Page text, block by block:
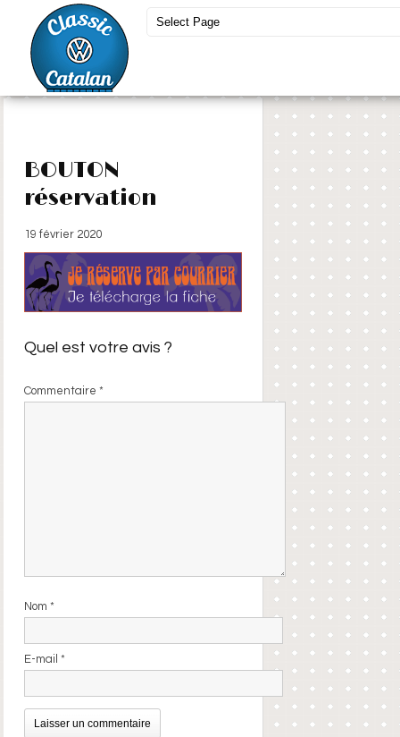
BOUTON
réservation
19 février 2020
Quel est votre avis ?
Commentaire*
Nom*
E-mail*